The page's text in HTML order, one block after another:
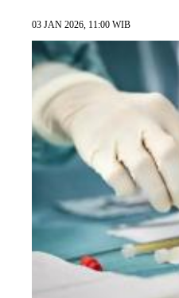
03 JAN 2026, 11:00 WIB